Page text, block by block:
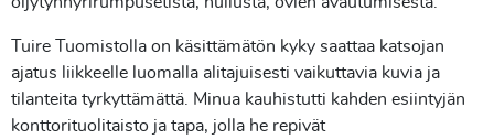
Tuire Tuomistolla on käsittämätön kyky saattaa katsojan
ajatus liikkeelle luomalla alitajuisesti vaikuttavia kuvia ja
tilanteita tyrkyttämättä. Minua kauhistutti kahden esiintyjän
konttorituolitaisto ja tapa, jolla he repivät